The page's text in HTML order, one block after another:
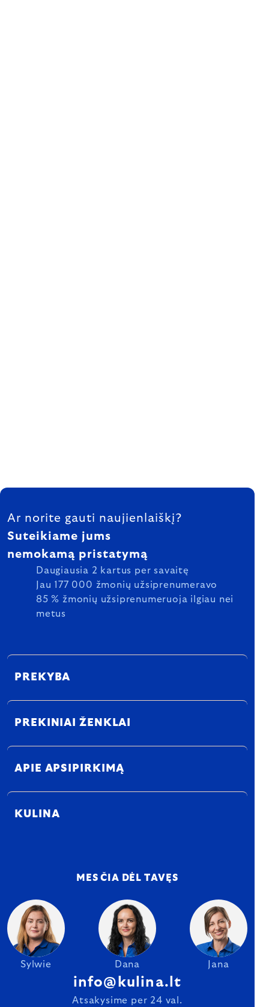
FOOTER
Ar norite gauti naujienlaiškį?
Suteikiame jums
nemokamą pristatymą
Daugiausia 2 kartus per savaitę
Jau 177 000 žmonių užsiprenumeravo
85 % žmonių užsiprenumeruoja ilgiau nei
metus
PREKYBA
PREKINIAI ŽENKLAI
APIE APSIPIRKIMĄ
KULINA
MES ČIA DĖL TAVĘS
Sylwie Dana Jana
info@kulina.lt
Atsakysime per 24 val.